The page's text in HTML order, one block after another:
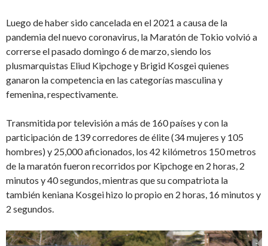
Luego de haber sido cancelada en el 2021 a causa de la
pandemia del nuevo coronavirus, la Maratón de Tokio volvió a
correrse el pasado domingo 6 de marzo, siendo los
plusmarquistas Eliud Kipchoge y Brigid Kosgei quienes
ganaron la competencia en las categorías masculina y
femenina, respectivamente.
Transmitida por televisión a más de 160 países y con la
participación de 139 corredores de élite (34 mujeres y 105
hombres) y 25,000 aficionados, los 42 kilómetros 150 metros
de la maratón fueron recorridos por Kipchoge en 2 horas, 2
minutos y 40 segundos, mientras que su compatriota la
también keniana Kosgei hizo lo propio en 2 horas, 16 minutos y
2 segundos.